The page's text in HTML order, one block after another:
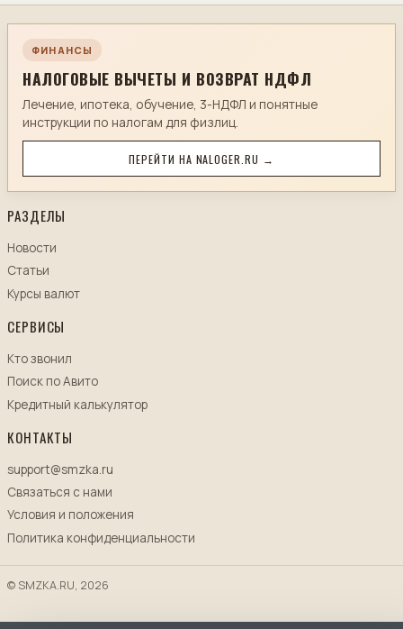
ФИНАНСЫ
НАЛОГОВЫЕ ВЫЧЕТЫ И ВОЗВРАТ НДФЛ
Лечение, ипотека, обучение, 3-НДФЛ и понятные
инструкции по налогам для физлиц.
ПЕРЕЙТИ НА NALOGER.RU →
РАЗДЕЛЫ
Новости
Статьи
Курсы валют
СЕРВИСЫ
Кто звонил
Поиск по Авито
Кредитный калькулятор
КОНТАКТЫ
support@smzka.ru
Связаться с нами
Условия и положения
Политика конфиденциальности
© SMZKA.RU, 2026